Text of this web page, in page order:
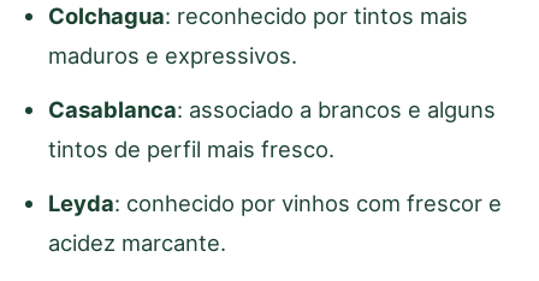
Colchagua: reconhecido por tintos mais
maduros e expressivos.
Casablanca: associado a brancos e alguns
tintos de perfil mais fresco.
Leyda: conhecido por vinhos com frescor e
acidez marcante.